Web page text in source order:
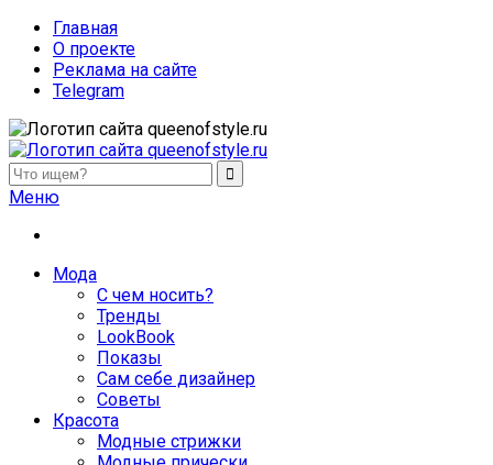
Главная
О проекте
Реклама на сайте
Telegram
queenofstyle.ru
Женский сайт о моде и красоте. Истории преображения и
похудения, отзывы о процедурах и косметике
Меню
Мода
С чем носить?
Тренды
LookBook
Показы
Сам себе дизайнер
Советы
Красота
Модные стрижки